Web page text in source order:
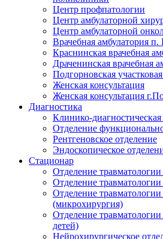
Центр профпатологии
Центр амбулаторной
Центр амбулаторной
Врачебная амбулатория п.
Краснинская врачебная
Драченинская врачебная
Подгорновская
Женская консультация
Женская консультация
Диагностика
Клинико-диагностическая
Отделение
Рентгеновское отделение
Эндоскопическое
Стационар
Отделение
Отделение
Отделение
(микрохирургия)
Отделение
детей)
Нейрохирургическое